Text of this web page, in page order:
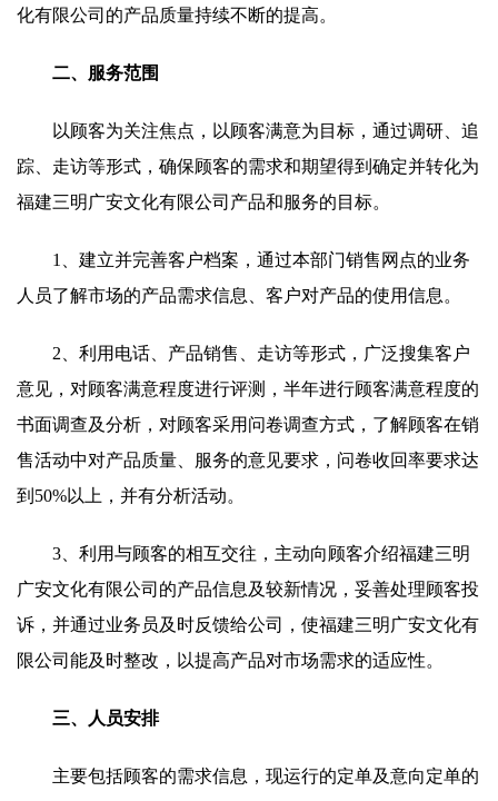
化有限公司的产品质量持续不断的提高。
二、服务范围
以顾客为关注焦点，以顾客满意为目标，通过调研、追
踪、走访等形式，确保顾客的需求和期望得到确定并转化为
福建三明广安文化有限公司产品和服务的目标。
1、建立并完善客户档案，通过本部门销售网点的业务
人员了解市场的产品需求信息、客户对产品的使用信息。
2、利用电话、产品销售、走访等形式，广泛搜集客户
意见，对顾客满意程度进行评测，半年进行顾客满意程度的
书面调查及分析，对顾客采用问卷调查方式，了解顾客在销
售活动中对产品质量、服务的意见要求，问卷收回率要求达
到50%以上，并有分析活动。
3、利用与顾客的相互交往，主动向顾客介绍福建三明
广安文化有限公司的产品信息及较新情况，妥善处理顾客投
诉，并通过业务员及时反馈给公司，使福建三明广安文化有
限公司能及时整改，以提高产品对市场需求的适应性。
三、人员安排
主要包括顾客的需求信息，现运行的定单及意向定单的